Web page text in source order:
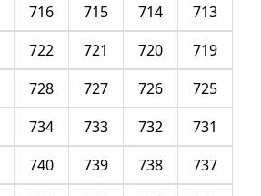
713
714
715
716
719
720
721
722
725
726
727
728
731
732
733
734
737
738
739
740